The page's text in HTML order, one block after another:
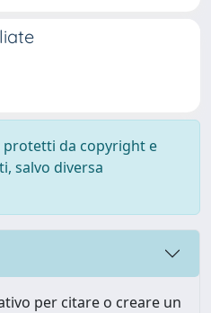
protetti da copyright e
salvo diversa
per citare o creare un